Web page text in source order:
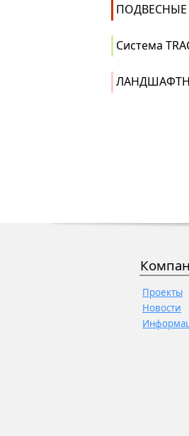
ПОДВЕСНЫЕ
Система
Проекты
Новости